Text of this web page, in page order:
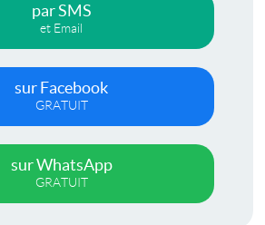
par SMS
et Email
sur Facebook
GRATUIT
sur WhatsApp
GRATUIT